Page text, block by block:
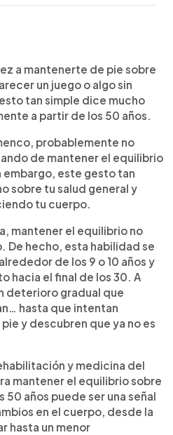
una sola pierna es
físico: es una ventana a la
de los años, la pérdida
de los reflejos y
hacen que esta postura
Diversos estudios
se asocia con
deterioro cognitivo y
buena noticia es que el
a cualquier edad.
a la rutina diaria
la coordinación y
a mantenerte de pie sobre
un juego o algo sin
tan simple dice mucho
a partir de los 50 años.
probablemente no
de mantener el equilibrio
embargo, este gesto tan
sobre tu salud general y
tu cuerpo.
mantener el equilibrio no
De hecho, esta habilidad se
de los 9 o 10 años y
hacia el final de los 30. A
deterioro gradual que
hasta que intentan
y descubren que ya no es
y medicina del
mantener el equilibrio sobre
50 años puede ser una señal
en el cuerpo, desde la
hasta un menor